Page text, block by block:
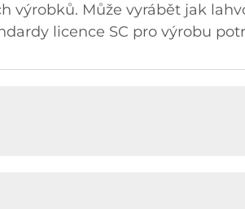
výrobků. Může vyrábět jak
licence SC pro výrobu